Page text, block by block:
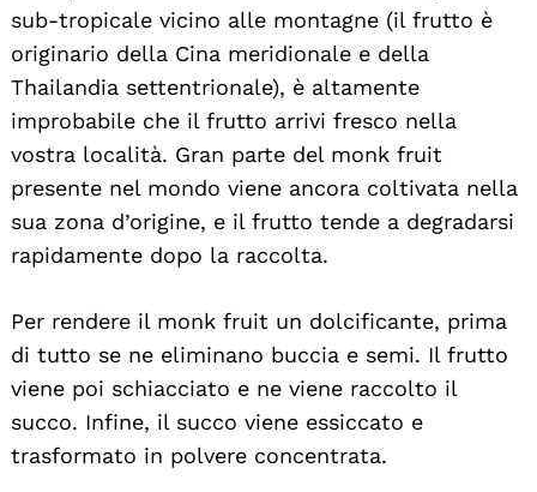
sub-tropicale vicino alle montagne (il frutto è
originario della Cina meridionale e della
Thailandia settentrionale), è altamente
improbabile che il frutto arrivi fresco nella
vostra località. Gran parte del monk fruit
presente nel mondo viene ancora coltivata nella
sua zona d’origine, e il frutto tende a degradarsi
rapidamente dopo la raccolta.
Per rendere il monk fruit un dolcificante, prima
di tutto se ne eliminano buccia e semi. Il frutto
viene poi schiacciato e ne viene raccolto il
succo. Infine, il succo viene essiccato e
trasformato in polvere concentrata.